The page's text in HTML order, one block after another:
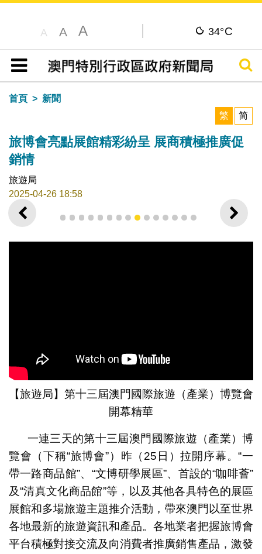
A A A 34°C
目錄
搜尋
首頁
新聞
繁
简
旅博會亮點展館精彩紛呈 展商積極推廣促
銷情
旅遊局
2025-04-26 18:58
上一則 下一
“文博研學展區”互動體驗
旅博會續設“美食薈”及“美酒薈”
“體育盛事快閃店”首次登場
旅博會於開幕日舉行盛大歡迎酒會
澳門旅行社協會會長劉雅煌於歡迎酒會上致辭
旅遊局局長文綺華於歡迎酒會上致辭
1 2 3 4 5 6 7 8 9 101112131415
【旅遊局】第十三屆澳門國際旅遊（產業）博覽會
開幕精華
一連三天的第十三屆澳門國際旅遊（產業）博
覽會（下稱“旅博會”）昨（25日）拉開序幕。“一
帶一路商品館”、“文博研學展區”、首設的“咖啡薈”
及“清真文化商品館”等，以及其他各具特色的展區
展館和多場旅遊主題推介活動，帶來澳門以至世界
各地最新的旅遊資訊和產品。各地業者把握旅博會
平台積極對接交流及向消費者推廣銷售產品，激發